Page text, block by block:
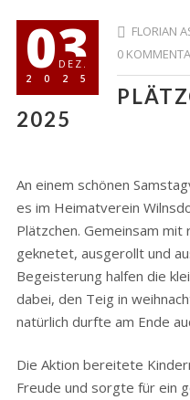
03
DEZ.
2025
FLORIAN
0
2025
An einem schönen
es im Heimatverein
Plätzchen. Gemeinsam
geknetet, ausgerollt und
Begeisterung halfen die
dabei, den Teig in
natürlich durfte am Ende
Die Aktion bereitete
Freude und sorgte für ein